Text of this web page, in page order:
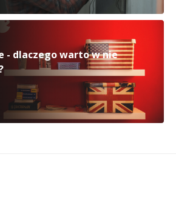
- dlaczego warto w nie